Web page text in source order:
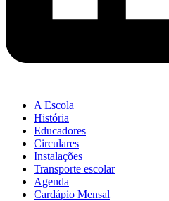
A Escola
História
Educadores
Circulares
Instalações
Transporte escolar
Agenda
Cardápio Mensal